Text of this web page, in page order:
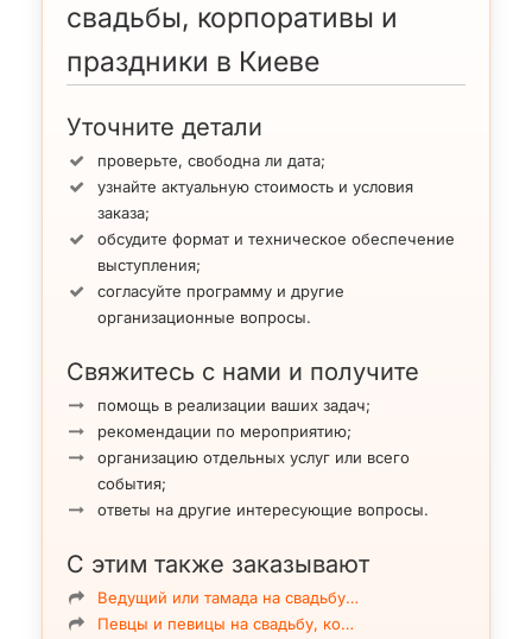
свадьбы, корпоративы и
праздники в Киеве
Уточните детали
проверьте, свободна ли дата;
узнайте актуальную стоимость и условия
заказа;
обсудите формат и техническое обеспечение
выступления;
согласуйте программу и другие
организационные вопросы.
Свяжитесь с нами и получите
помощь в реализации ваших задач;
рекомендации по мероприятию;
организацию отдельных услуг или всего
события;
ответы на другие интересующие вопросы.
С этим также заказывают
Ведущий или тамада на свадьбу…
Певцы и певицы на свадьбу, ко…